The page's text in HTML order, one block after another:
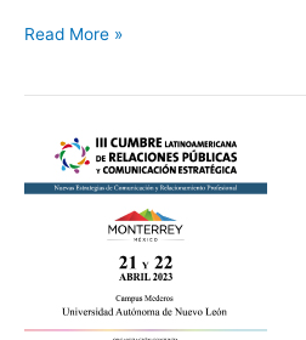
Read More »
CUMBRE
LATINOAMERICANA
COMUNICACIÓN